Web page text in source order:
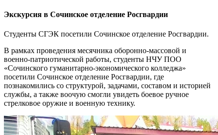
Экскурсия в Сочинское отделение Росгвардии
Студенты СГЭК посетили Сочинское отделение Росгвардии.
В рамках проведения месячника оборонно-массовой и
военно-патриотической работы, студенты НЧУ ПОО
«Сочинского гуманитарно-экономического колледжа»
посетили Сочинское отделение Росгвардии, где
познакомились со структурой, задачами, составом и историей
службы, а также воочую смогли увидеть боевое ручное
стрелковое оружие и военную технику.